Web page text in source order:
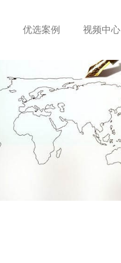
优选案例 视频中心